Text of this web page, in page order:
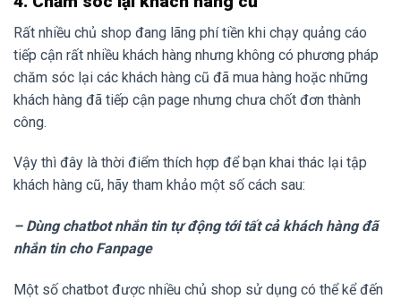
Rất nhiều chủ shop đang lãng phí tiền khi chạy quảng cáo
tiếp cận rất nhiều khách hàng nhưng không có phương pháp
chăm sóc lại các khách hàng cũ đã mua hàng hoặc những
khách hàng đã tiếp cận page nhưng chưa chốt đơn thành
công.
Vậy thì đây là thời điểm thích hợp để bạn khai thác lại tập
khách hàng cũ, hãy tham khảo một số cách sau:
– Dùng chatbot nhắn tin tự động tới tất cả khách hàng đã
nhắn tin cho Fanpage
Một số chatbot được nhiều chủ shop sử dụng có thể kể đến